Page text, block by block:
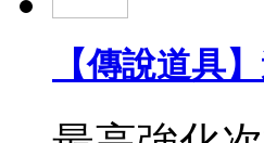
【傳說道具